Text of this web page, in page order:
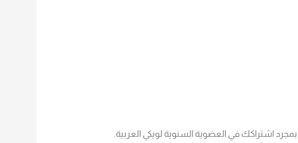
بمجرد اشتراكك في العضوية السنوية لويكي العربية.